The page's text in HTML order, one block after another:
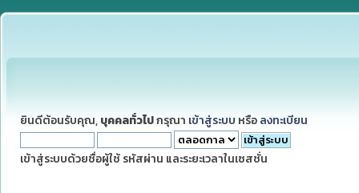
ยินดีต้อนรับคุณ, บุคคลทั่วไปกรุณา เข้าสู่ระบบ หรือ ลงทะเบียน
เข้าสู่ระบบด้วยชื่อผู้ใช้ รหัสผ่าน และระยะเวลาในเซสชั่น